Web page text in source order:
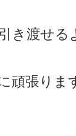
き渡せる
頑張りま